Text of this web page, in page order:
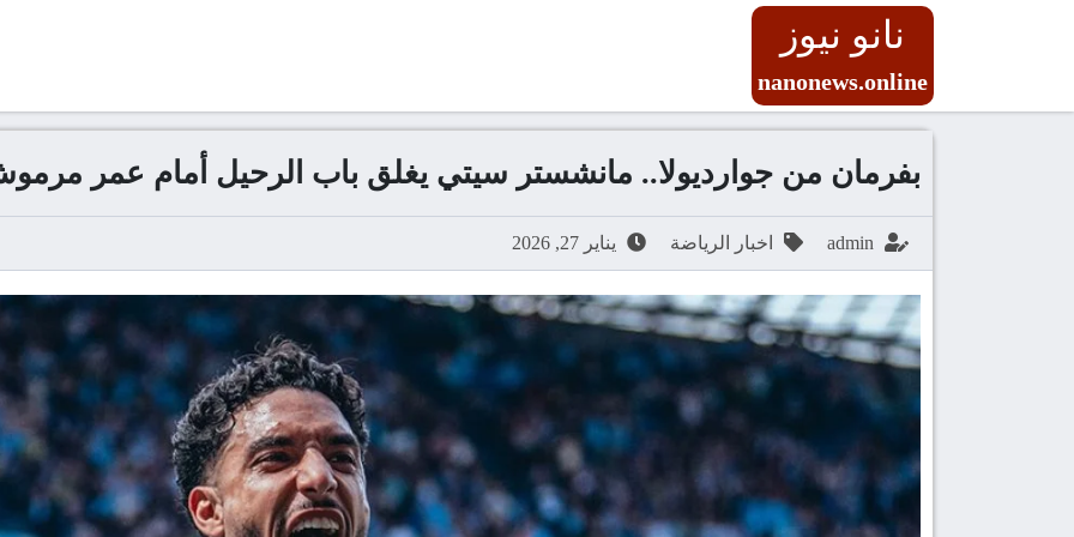
نانو نيوز
nanonews.online
بفرمان من جوارديولا.. مانشستر سيتي يغلق باب الرحيل أمام عمر
admin اخبار الرياضة يناير 27, 2026